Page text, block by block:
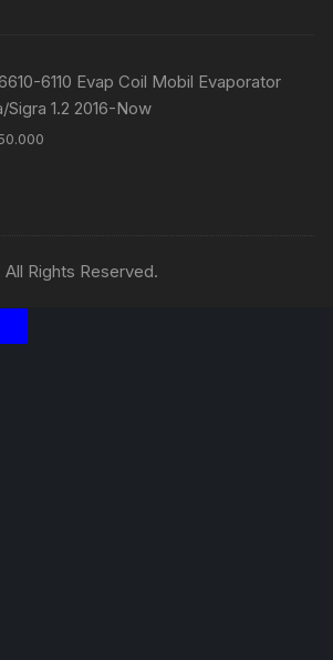
6110 Evap Coil Mobil Evaporator
Sigra 1.2 2016-Now
Rights Reserved.